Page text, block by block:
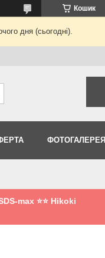
Кошик
дня (сьогодні).
ФОТОГАЛЕРЕЯ
max ⭐️⭐️ Hikoki